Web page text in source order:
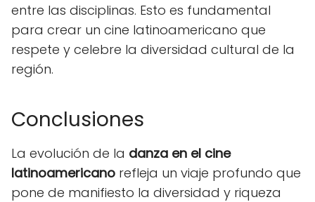
entre las disciplinas. Esto es fundamental
para crear un cine latinoamericano que
respete y celebre la diversidad cultural de la
región.
Conclusiones
La evolución de la danza en el cine
latinoamericano refleja un viaje profundo que
pone de manifiesto la diversidad y riqueza